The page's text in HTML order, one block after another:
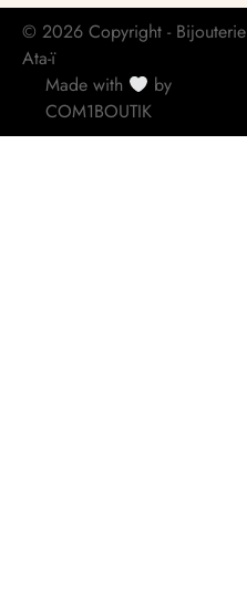
© 2026 Copyright - Bijouterie
Ata-ï
Made with
by
COM1BOUTIK